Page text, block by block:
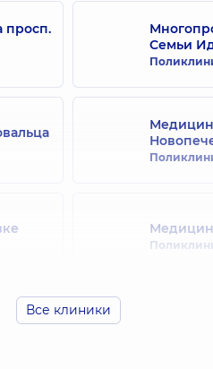
просп.
Семьи
Все клиники